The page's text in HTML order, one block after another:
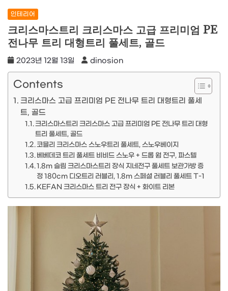
인테리어
크리스마스트리 크리스마스 고급 프리미엄 PE
전나무 트리 대형트리 풀세트, 골드
2023년 12월 13일 dinosion
Contents
크리스마스 고급 프리미엄 PE 전나무 트리 대형트리 풀세
트, 골드
크리스마스트리 크리스마스 고급 프리미엄 PE 전나무 트리 대형
트리 풀세트, 골드
코믈리 크리스마스 스노우트리 풀세트, 스노우베이지
베베데코 트리 풀세트 비비드 스노우 + 드롭 웜 전구, 파스텔
1.8m 슬림 크리스마스트리 장식 지네전구 풀세트 보관가방 증
정 180cm 디오트리 러블리, 1.8m 스페셜 러블리 풀세트 T-1
KEFAN 크리스마스 트리 전구 장식 + 화이트 리본